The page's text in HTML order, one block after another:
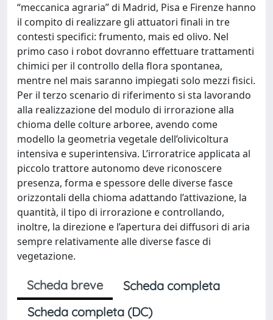
“meccanica agraria” di Madrid, Pisa e Firenze hanno
il compito di realizzare gli attuatori finali in tre
contesti specifici: frumento, mais ed olivo. Nel
primo caso i robot dovranno effettuare trattamenti
chimici per il controllo della flora spontanea,
mentre nel mais saranno impiegati solo mezzi fisici.
Per il terzo scenario di riferimento si sta lavorando
alla realizzazione del modulo di irrorazione alla
chioma delle colture arboree, avendo come
modello la geometria vegetale dell’olivicoltura
intensiva e superintensiva. L’irroratrice applicata al
piccolo trattore autonomo deve riconoscere
presenza, forma e spessore delle diverse fasce
orizzontali della chioma adattando l’attivazione, la
quantità, il tipo di irrorazione e controllando,
inoltre, la direzione e l’apertura dei diffusori di aria
sempre relativamente alle diverse fasce di
vegetazione.
Scheda breve
Scheda completa
Scheda completa (DC)